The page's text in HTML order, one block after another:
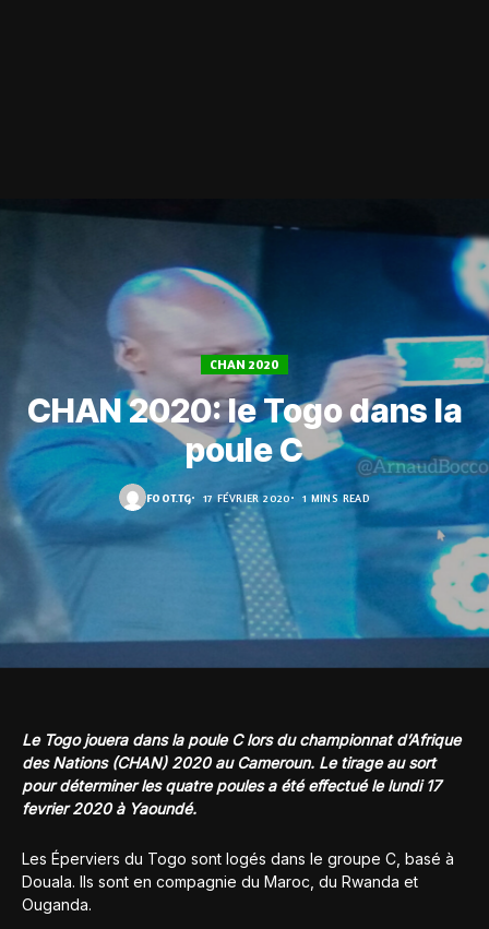
CHAN 2020
CHAN 2020: le Togo dans la
poule C
FOOT.TG 17 FÉVRIER 2020 1 MINS READ
Le Togo jouera dans la poule C lors du championnat d’Afrique
des Nations (CHAN) 2020 au Cameroun. Le tirage au sort
pour déterminer les quatre poules a été effectué le lundi 17
fevrier 2020 à Yaoundé.
Les Éperviers du Togo sont logés dans le groupe C, basé à
Douala. Ils sont en compagnie du Maroc, du Rwanda et
Ouganda.